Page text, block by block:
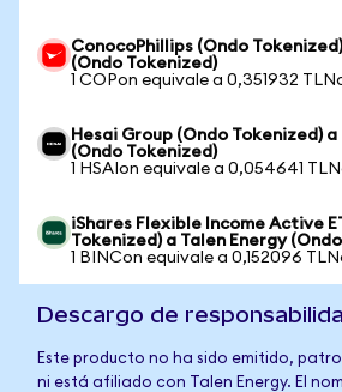
ConocoPhillips (Ondo
(Ondo Tokenized)
1 COPon equivale a 0,351932
Hesai Group (Ondo Tokenized) a
(Ondo Tokenized)
1 HSAIon equivale a 0,054641
iShares Flexible Income Active
Tokenized) a Talen Energy
1 BINCon equivale a 0,152096
Descargo de
Este producto no ha sido emitido,
ni está afiliado con Talen Energy. El